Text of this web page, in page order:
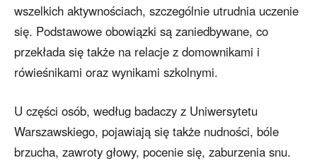
wszelkich aktywnościach, szczególnie utrudnia uczenie
się. Podstawowe obowiązki są zaniedbywane, co
przekłada się także na relacje z domownikami i
rówieśnikami oraz wynikami szkolnymi.
U części osób, według badaczy z Uniwersytetu
Warszawskiego, pojawiają się także nudności, bóle
brzucha, zawroty głowy, pocenie się, zaburzenia snu.